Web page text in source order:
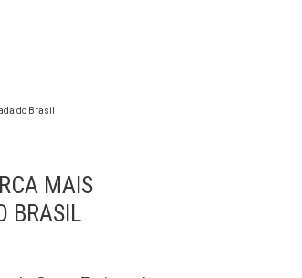
MAIS
BRASIL